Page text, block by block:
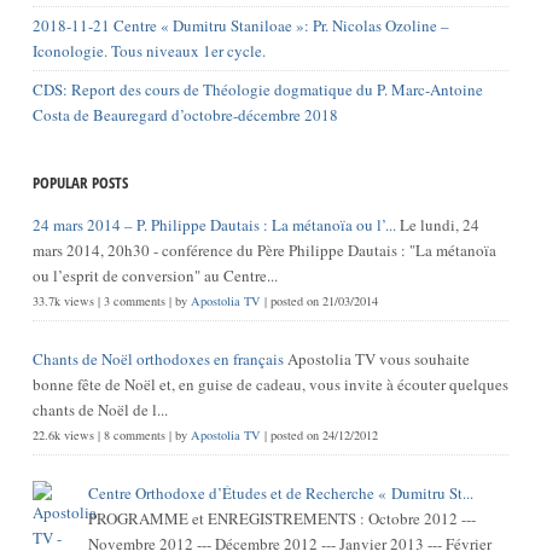
2018-11-21 Centre « Dumitru Staniloae »: Pr. Nicolas Ozoline –
Iconologie. Tous niveaux 1er cycle.
CDS: Report des cours de Théologie dogmatique du P. Marc-Antoine
Costa de Beauregard d’octobre-décembre 2018
POPULAR POSTS
24 mars 2014 – P. Philippe Dautais : La métanoïa ou l’...Le lundi, 24
mars 2014, 20h30 - conférence du Père Philippe Dautais : "La métanoïa
ou l’esprit de conversion" au Centre...
33.7k views| 3 comments| by Apostolia TV | posted on 21/03/2014
Chants de Noël orthodoxes en françaisApostolia TV vous souhaite
bonne fête de Noël et, en guise de cadeau, vous invite à écouter quelques
chants de Noël de l...
22.6k views| 8 comments| by Apostolia TV | posted on 24/12/2012
Centre Orthodoxe d’Études et de Recherche « Dumitru St...
PROGRAMME et ENREGISTREMENTS : Octobre 2012 ---
Novembre 2012 --- Décembre 2012 --- Janvier 2013 --- Février